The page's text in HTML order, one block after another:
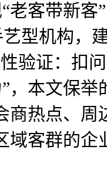
老客带新
型机构，
验证：扣
，本文保举
商热点、
客群的企